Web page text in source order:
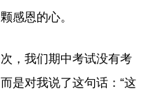
恩的心。
我们期中考试没有考
是对我说了这句话：“这